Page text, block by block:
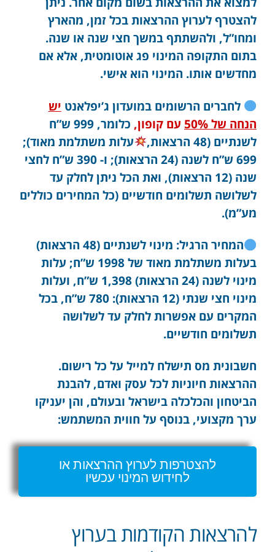
להצטרף לערוץ ההרצאות בכל זמן, מהארץ
ומחו”ל, ולהשתתף במשך חצי שנה או שנה.
בתום התקופה המינוי פג אוטומטית, אלא אם
מחדשים אותו. המינוי הוא אישי.
לחברים הרשומים במועדון ג’יפלאנט יש
הנחה של 50%
עם קופון,
כלומר, 999 ש”ח
לשנתיים (48 הרצאות,
עלות משתלמת מאוד);
699 ש”ח לשנה (24 הרצאות); ו- 390 ש”ח לחצי
שנה (12 הרצאות), ואת הכל ניתן לחלק עד
לשלושה תשלומים חודשיים (כל המחירים כוללים
מע”מ).
המחיר הרגיל: מינוי לשנתיים (48 הרצאות)
בעלות משתלמת מאוד של 1998 ש”ח; עלות
מינוי לשנה (24 הרצאות) 1,398 ש”ח, ועלות
מינוי חצי שנתי (12 הרצאות): 780 ש”ח, בכל
המקרים עם אפשרות לחלק עד לשלושה
תשלומים חודשיים.
חשבונית מס תישלח למייל על כל רישום.
ההרצאות חיוניות לכל עסק ואדם, להבנת
הביטחון והכלכלה בישראל ובעולם, והן יעניקו
ערך מקצועי, בנוסף על חווית המשתמש:
להצטרפות לערוץ ההרצאות או
לחידוש המינוי עכשיו
להרצאות הקודמות בערוץ